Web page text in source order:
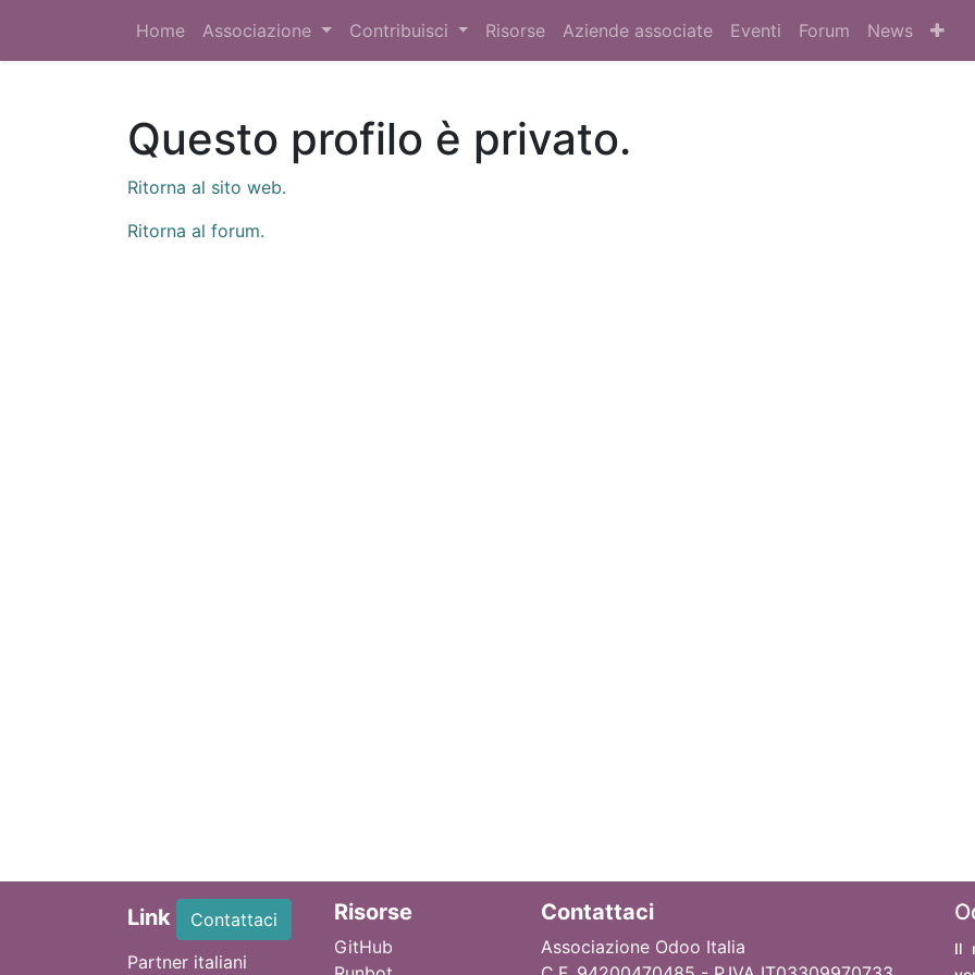
Home Associazione Contribuisci Risorse Aziende associate Eventi Forum News
Questo profilo è privato.
Ritorna al sito web.
Ritorna al forum.
Link
Contattaci
Partner italiani
Risorse
GitHub
Contattaci
Associazione Odoo Italia
Il